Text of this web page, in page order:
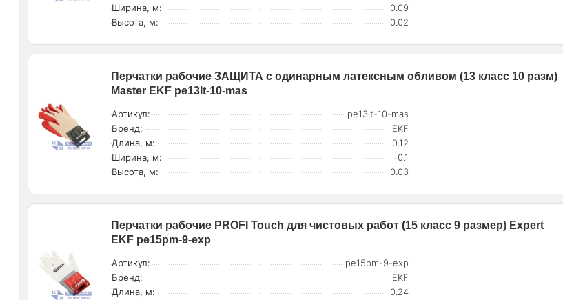
Ширина, м:
0.09
Высота, м:
0.02
Перчатки рабочие ЗАЩИТА с одинарным латексным обливом (13 класс 10 разм)
Master EKF pe13lt-10-mas
Артикул:
pe13lt-10-mas
Бренд:
EKF
Длина, м:
0.12
Ширина, м:
0.1
Высота, м:
0.03
Перчатки рабочие PROFI Touch для чистовых работ (15 класс 9 размер) Expert
EKF pe15pm-9-exp
Артикул:
pe15pm-9-exp
Бренд:
EKF
Длина, м:
0.24